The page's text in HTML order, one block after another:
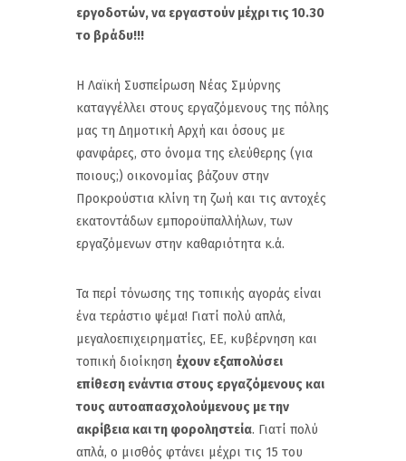
εργοδοτών, να εργαστούν μέχρι τις 10.30
το βράδυ!!!
Η Λαϊκή Συσπείρωση Νέας Σμύρνης
καταγγέλλει στους εργαζόμενους της πόλης
μας τη Δημοτική Αρχή και όσους με
φανφάρες, στο όνομα της ελεύθερης (για
ποιους;) οικονομίας βάζουν στην
Προκρούστια κλίνη τη ζωή και τις αντοχές
εκατοντάδων εμποροϋπαλλήλων, των
εργαζόμενων στην καθαριότητα κ.ά.
Τα περί τόνωσης της τοπικής αγοράς είναι
ένα τεράστιο ψέμα! Γιατί πολύ απλά,
μεγαλοεπιχειρηματίες, ΕΕ, κυβέρνηση και
τοπική διοίκηση έχουν εξαπολύσει
επίθεση ενάντια στους εργαζόμενους και
τους αυτοαπασχολούμενους με την
ακρίβεια και τη φοροληστεία. Γιατί πολύ
απλά, ο μισθός φτάνει μέχρι τις 15 του